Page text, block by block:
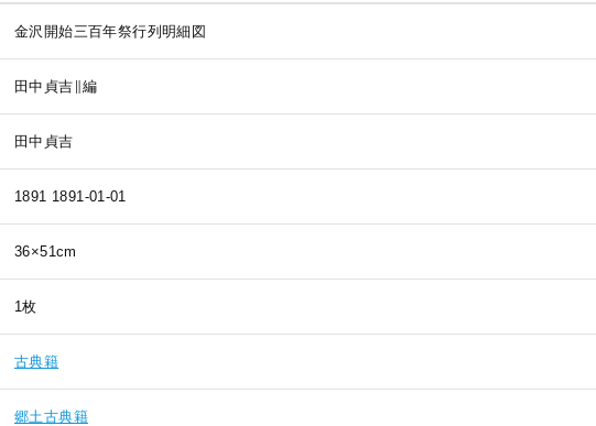
金沢開始三百年祭行列明細図
田中貞吉∥編
田中貞吉
1891 1891-01-01
36×51cm
1枚
古典籍
郷土古典籍